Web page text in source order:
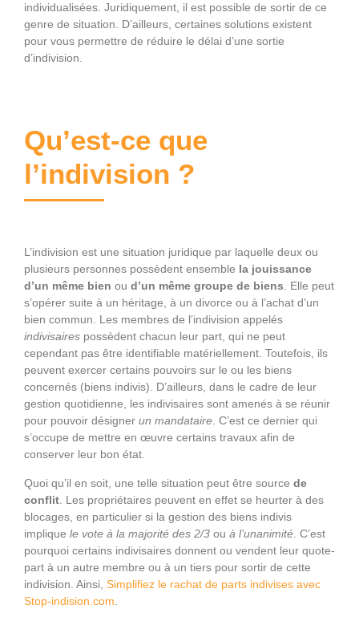
individualisées. Juridiquement, il est possible de sortir de ce
genre de situation. D’ailleurs, certaines solutions existent
pour vous permettre de réduire le délai d’une sortie
d’indivision.
Qu’est-ce que
l’indivision ?
L’indivision est une situation juridique par laquelle deux ou
plusieurs personnes possèdent ensemble la jouissance
d’un même bien ou d’un même groupe de biens . Elle peut
s’opérer suite à un héritage, à un divorce ou à l’achat d’un
bien commun. Les membres de l’indivision appelés
indivisaires possèdent chacun leur part, qui ne peut
cependant pas être identifiable matériellement. Toutefois, ils
peuvent exercer certains pouvoirs sur le ou les biens
concernés (biens indivis). D’ailleurs, dans le cadre de leur
gestion quotidienne, les indivisaires sont amenés à se réunir
pour pouvoir désigner un mandataire . C’est ce dernier qui
s’occupe de mettre en œuvre certains travaux afin de
conserver leur bon état.
Quoi qu’il en soit, une telle situation peut être source de
conflit . Les propriétaires peuvent en effet se heurter à des
blocages, en particulier si la gestion des biens indivis
implique le vote à la majorité des 2/3 ou à l’unanimité . C’est
pourquoi certains indivisaires donnent ou vendent leur quote-
part à un autre membre ou à un tiers pour sortir de cette
indivision. Ainsi, Simplifiez le rachat de parts indivises avec
Stop-indision.com